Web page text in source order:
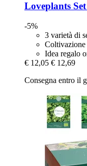
Loveplants
-5%
3 varietà di
Idea regalo
€ 12,05 € 12,69
Consegna entro il